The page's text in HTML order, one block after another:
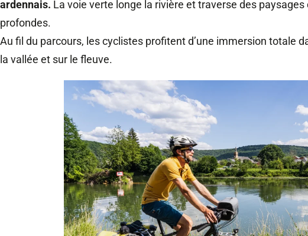
ardennais. La voie verte longe la rivière et traverse des
profondes.
Au fil du parcours, les cyclistes profitent d’une immersion totale
la vallée et sur le fleuve.